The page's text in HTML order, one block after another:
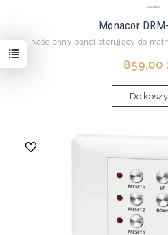
Monacor
Naścienny panel sterujący do
859,00
Do